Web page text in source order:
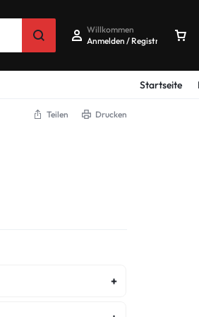
Willkommen
Anmelden / Registrieren
Startseite
Teilen Drucken